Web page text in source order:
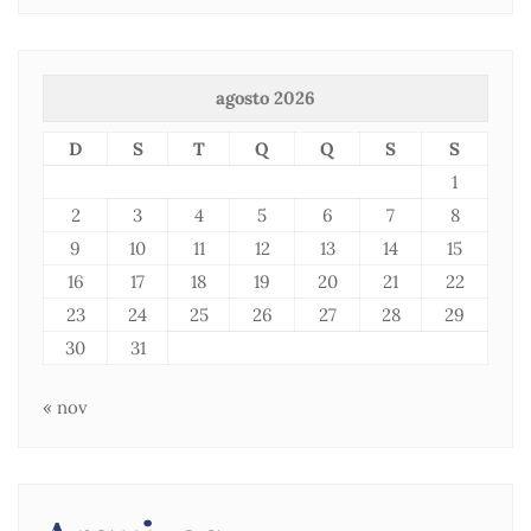
agosto 2026
D S T Q Q S
S
1
2
3 4 5 6 7
8
9
10 11 12 13 14
15
16
17 18 19 20 21
22
23
24 25 26 27 28
29
30
31
« nov